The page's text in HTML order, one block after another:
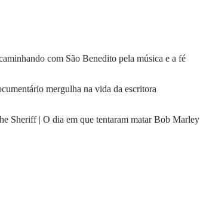
com São Benedito pela música e a fé
mergulha na vida da escritora
Sheriff | O dia em que tentaram matar Bob Marley